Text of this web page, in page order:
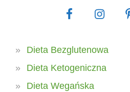
Dieta Bezglutenowa
Dieta Ketogeniczna
Dieta Wegańska